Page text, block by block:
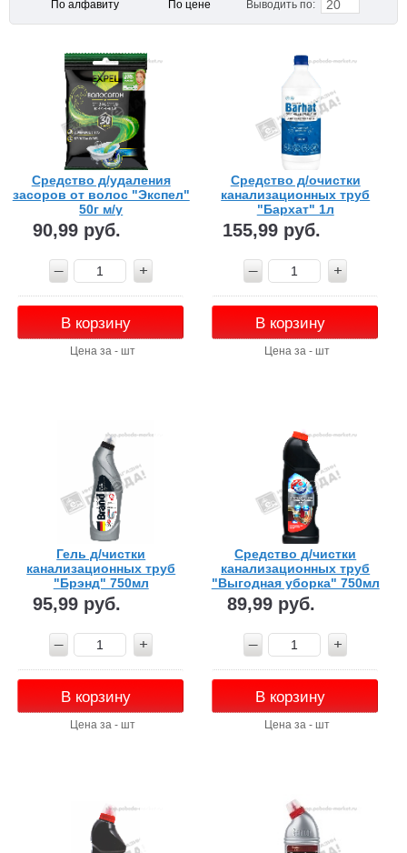
По алфавиту По цене Выводить по: 20
Средство д/удаления
засоров от волос "Экспел"
50г м/у
90,99 руб.
В корзину
Цена за - шт
Средство д/очистки
канализационных труб
"Бархат" 1л
155,99 руб.
В корзину
Цена за - шт
Гель д/чистки
канализационных труб
"Брэнд" 750мл
95,99 руб.
В корзину
Цена за - шт
Средство д/чистки
канализационных труб
"Выгодная уборка" 750мл
89,99 руб.
В корзину
Цена за - шт